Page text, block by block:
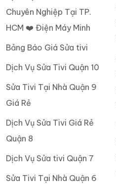
Chuyên Nghiệp Tại TP.
HCM ❤️ Điện Máy Minh
Bảng Báo Giá Sửa tivi
Dịch Vụ Sửa Tivi Quận 10
Sửa Tivi Tại Nhà Quận 9
Giá Rẻ
Dịch Vụ Sửa Tivi Giá Rẻ
Quận 8
Dịch Vụ Sửa tivi Quận 7
Sửa Tivi Tại Nhà Quận 6